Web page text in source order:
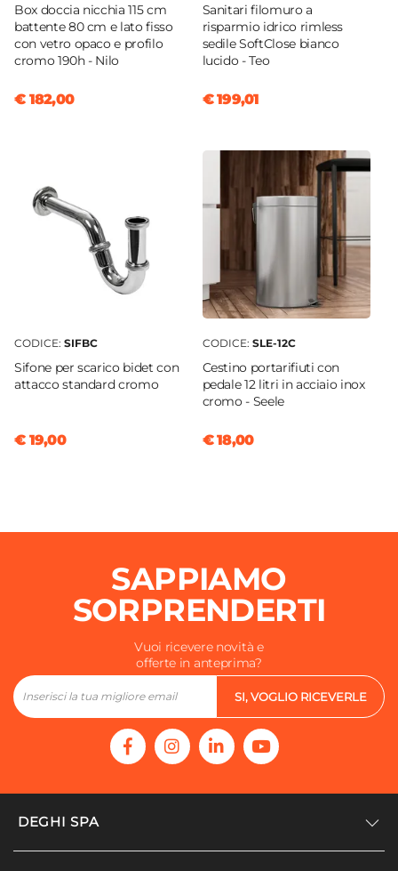
Box doccia nicchia 115 cm
battente 80 cm e lato fisso
con vetro opaco e profilo
cromo 190h - Nilo
€ 182,00
Sanitari filomuro a
risparmio idrico rimless
sedile SoftClose bianco
lucido - Teo
€ 199,01
CODICE: SIFBC
Sifone per scarico bidet con
attacco standard cromo
€ 19,00
CODICE: SLE-12C
Cestino portarifiuti con
pedale 12 litri in acciaio inox
cromo - Seele
€ 18,00
SAPPIAMO
SORPRENDERTI
Vuoi ricevere novità e
offerte in anteprima?
SI, VOGLIO RICEVERLE
DEGHI SPA